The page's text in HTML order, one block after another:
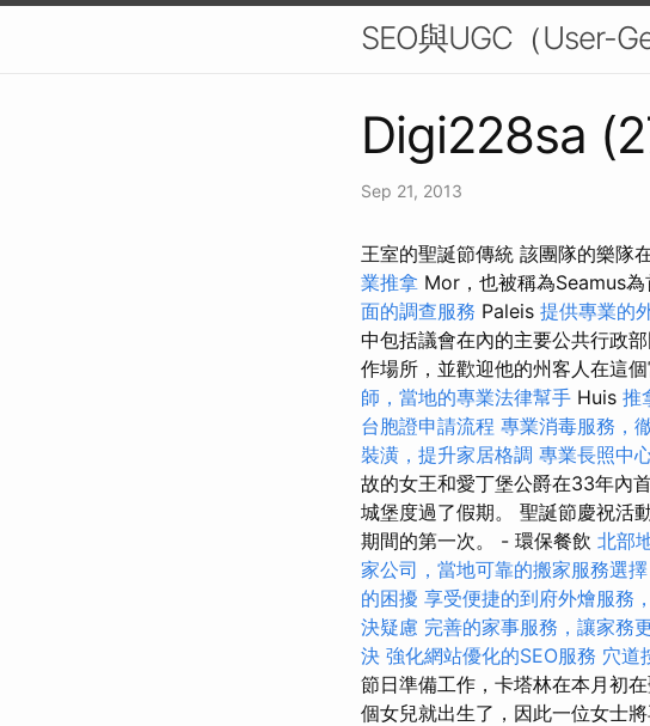
SEO與UGC（User-
Digi228sa
Sep 21, 2013
王室的聖誕節傳統 該團隊的樂隊
業推拿 Mor，也被稱為Seamus為
面的調查服務 Paleis 提供專業的
中包括議會在內的主要公共行政部
作場所，並歡迎他的州客人在這個
師，當地的專業法律幫手 Huis 推
台胞證申請流程 專業消毒服務，
裝潢，提升家居格調 專業長照中
故的女王和愛丁堡公爵在33年內
城堡度過了假期。 聖誕節慶祝活
期間的第一次。 - 環保餐飲 北部
家公司，當地可靠的搬家服務選擇
的困擾 享受便捷的到府外燴服務
決疑慮 完善的家事服務，讓家務
決 強化網站優化的SEO服務 穴道
節日準備工作，卡塔林在本月初
個女兒就出生了，因此一位女士